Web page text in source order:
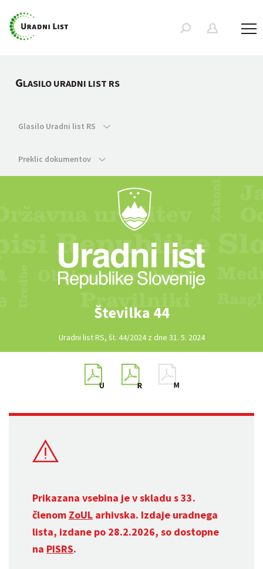
GLASILO URADNI LIST RS
Glasilo Uradni list RS
Preklic dokumentov
Številka 44
Uradni list RS, št. 44/2024 z dne 31. 5. 2024
Prikazana vsebina je v skladu s 33.
členom ZoUL arhivska. Izdaje uradnega
lista, izdane po 28.2.2026, so dostopne
na PISRS.